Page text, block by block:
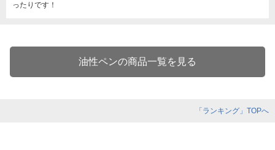
ったりです！
油性ペンの商品一覧を見る
「ランキング」TOPへ